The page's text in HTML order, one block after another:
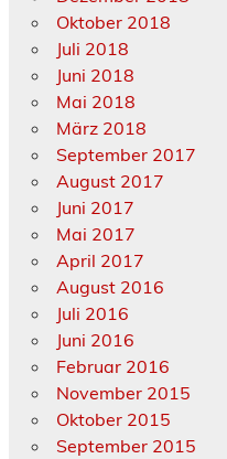
Oktober 2018
Juli 2018
Juni 2018
Mai 2018
März 2018
September 2017
August 2017
Juni 2017
Mai 2017
April 2017
August 2016
Juli 2016
Juni 2016
Februar 2016
November 2015
Oktober 2015
September 2015